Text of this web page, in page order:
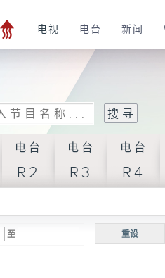
电视 电台 新闻
电台
R2
电台
R3
电台
R4
至 重设